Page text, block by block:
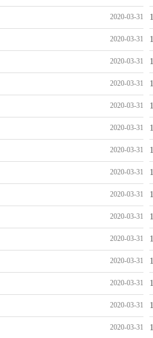
2020-03-31
2020-03-31
2020-03-31
2020-03-31
2020-03-31
2020-03-31
2020-03-31
2020-03-31
2020-03-31
2020-03-31
2020-03-31
2020-03-31
2020-03-31
2020-03-31
2020-03-31